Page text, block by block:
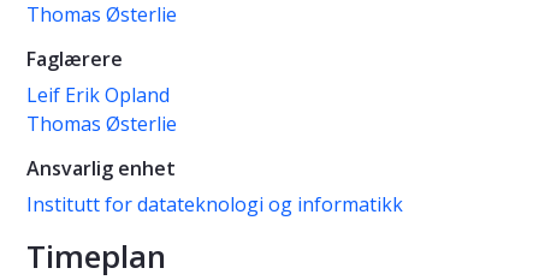
Thomas Østerlie
Faglærere
Leif Erik Opland
Thomas Østerlie
Ansvarlig enhet
Institutt for datateknologi og informatikk
Timeplan